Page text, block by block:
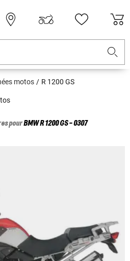
motos R 1200 GS
pourBMWR 1200 GS - 0307